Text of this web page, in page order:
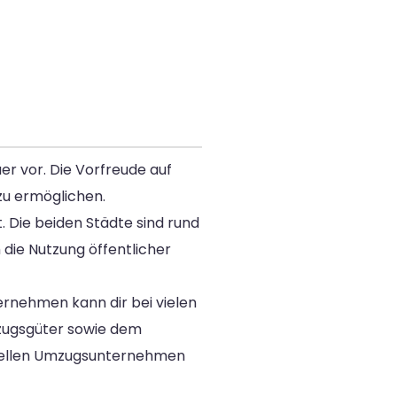
vor. Die Vorfreude auf
ermöglichen.
beiden Städte sind rund
Nutzung öffentlicher
kann dir bei vielen
sowie dem
Umzugsunternehmen